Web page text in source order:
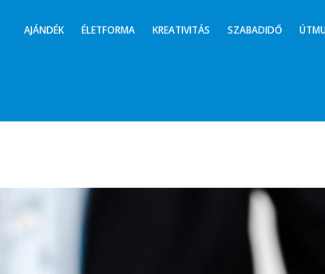
AJÁNDÉK ÉLETFORMA KREATIVITÁS SZABADIDŐ